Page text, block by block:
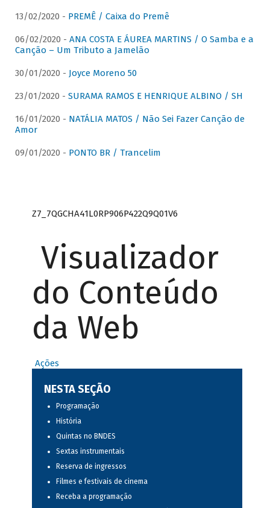
13/02/2020 - PREMÊ / Caixa do Premê
06/02/2020 - ANA COSTA E ÁUREA MARTINS / O Samba e a
Canção – Um Tributo a Jamelão
30/01/2020 - Joyce Moreno 50
23/01/2020 - SURAMA RAMOS E HENRIQUE ALBINO / SH
16/01/2020 - NATÁLIA MATOS / Não Sei Fazer Canção de
Amor
09/01/2020 - PONTO BR / Trancelim
Z7_7QGCHA41L0RP906P422Q9Q01V6
Visualizador
do Conteúdo
da Web
Ações
NESTA SEÇÃO
Programação
História
Quintas no BNDES
Sextas instrumentais
Reserva de ingressos
Filmes e festivais de cinema
Receba a programação